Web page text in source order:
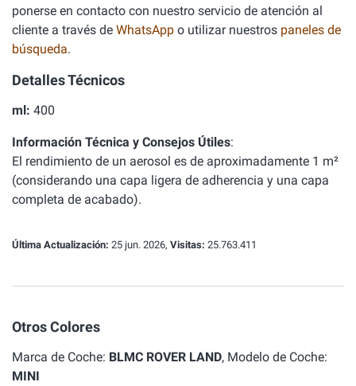
ponerse en contacto con nuestro servicio de atención al
cliente a través de WhatsApp o utilizar nuestros paneles de
búsqueda.
Detalles Técnicos
ml: 400
Información Técnica y Consejos Útiles:
El rendimiento de un aerosol es de aproximadamente 1 m²
(considerando una capa ligera de adherencia y una capa
completa de acabado).
Última Actualización: 25 jun. 2026, Visitas: 25.763.411
Otros Colores
Marca de Coche: BLMC ROVER LAND, Modelo de Coche:
MINI